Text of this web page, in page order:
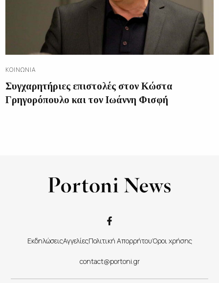
ΚΟΙΝΩΝΊΑ
Συγχαρητήριες επιστολές στον Κώστα
Γρηγορόπουλο και τον Ιωάννη Φισφή
ΕκδηλώσειςΑγγελίεςΠολιτική ΑπορρήτουΌροι χρήσης
contact@portoni.gr